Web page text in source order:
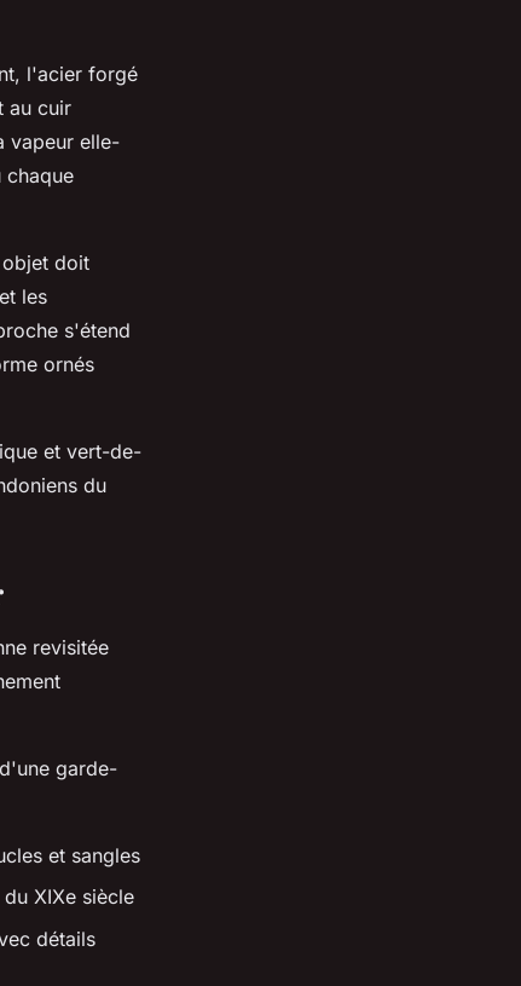
l'acier forgé
au cuir
vapeur elle-
chaque
doit
les
s'étend
ornés
et vert-de-
du
revisitée
garde-
et sangles
XIXe siècle
détails